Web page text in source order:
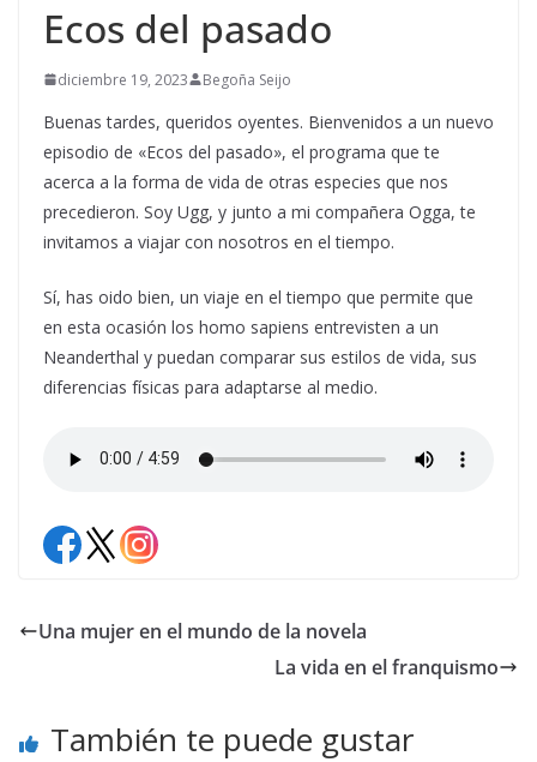
Ecos del pasado
diciembre 19, 2023 Begoña Seijo
Buenas tardes, queridos oyentes. Bienvenidos a un nuevo
episodio de «Ecos del pasado», el programa que te
acerca a la forma de vida de otras especies que nos
precedieron. Soy Ugg, y junto a mi compañera Ogga, te
invitamos a viajar con nosotros en el tiempo.
Sí, has oido bien, un viaje en el tiempo que permite que
en esta ocasión los homo sapiens entrevisten a un
Neanderthal y puedan comparar sus estilos de vida, sus
diferencias físicas para adaptarse al medio.
Una mujer en el mundo de la novela
La vida en el franquismo
También te puede gustar